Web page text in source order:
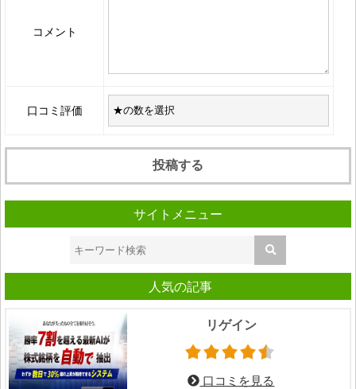
コメント
口コミ評価
サイトメニュー
人気の記事
リゲイン
口コミを見る